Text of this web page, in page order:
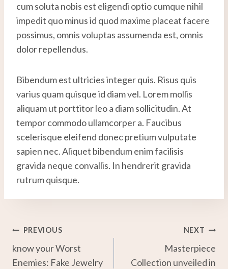
cum soluta nobis est eligendi optio cumque nihil
impedit quo minus id quod maxime placeat facere
possimus, omnis voluptas assumenda est, omnis
dolor repellendus.
Bibendum est ultricies integer quis. Risus quis
varius quam quisque id diam vel. Lorem mollis
aliquam ut porttitor leo a diam sollicitudin. At
tempor commodo ullamcorper a. Faucibus
scelerisque eleifend donec pretium vulputate
sapien nec. Aliquet bibendum enim facilisis
gravida neque convallis. In hendrerit gravida
rutrum quisque.
Post
Navigation
PREVIOUS
know your Worst
Enemies: Fake Jewelry
NEXT
Masterpiece
Collection unveiled in